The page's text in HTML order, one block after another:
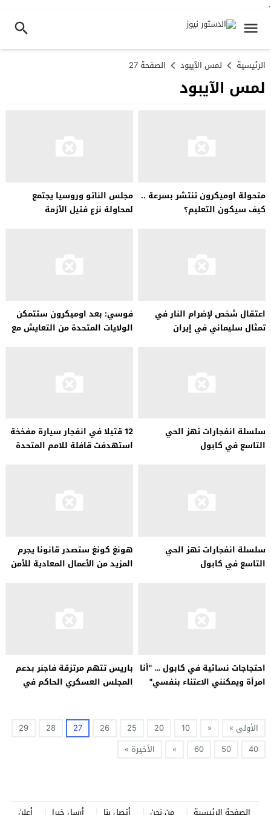
.
الرئيسية لمس الآيبود الصفحة 27
لمس الآيبود
متحولة اوميكرون تنتشر بسرعة ..
كيف سيكون التعليم؟
مجلس الناتو وروسيا يجتمع
لمحاولة نزع فتيل الأزمة
اعتقال شخص لإضرام النار في
تمثال سليماني في إيران
فوسي: بعد اوميكرون ستتمكن
الولايات المتحدة من التعايش مع
سلسلة انفجارات تهز الحي
التاسع في كابول
12 قتيلا في انفجار سيارة مفخخة
استهدفت قافلة للامم المتحدة
سلسلة انفجارات تهز الحي
التاسع في كابول
هونغ كونغ ستصدر قانونا يجرم
المزيد من الأعمال المعادية للأمن
احتجاجات نسائية في كابول … "أنا
امرأة ويمكنني الاعتناء بنفسي"
باريس تتهم مرتزقة فاجنر بدعم
المجلس العسكري الحاكم في
الأولى » «
10
20
25
26
27
28
29
40
50
60
» الأخيرة »